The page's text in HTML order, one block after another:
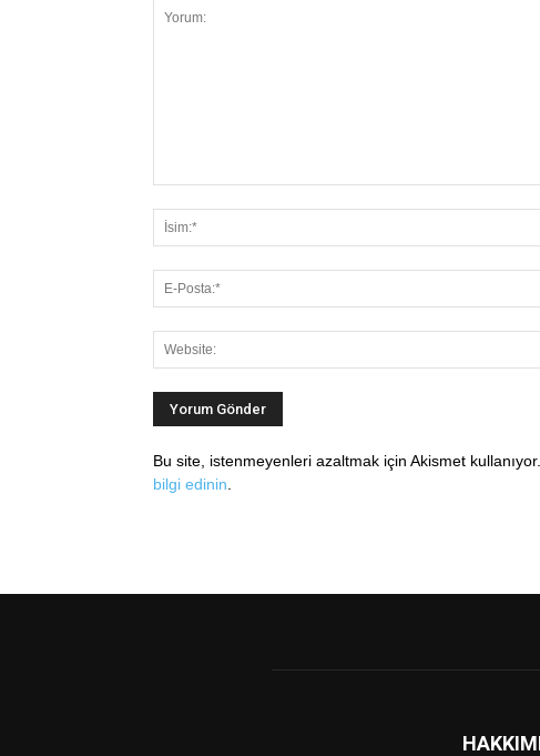
Bu site, istenmeyenleri azaltmak için Akismet kullanıyor.
bilgi edinin